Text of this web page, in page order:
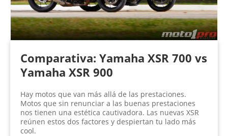
Comparativa: Yamaha XSR 700 vs
Yamaha XSR 900
Hay motos que van más allá de las prestaciones.
Motos que sin renunciar a las buenas prestaciones
nos tienen una estética cautivadora. Las nuevas XSR
reúnen estos dos factores y despiertan tu lado más
cool.